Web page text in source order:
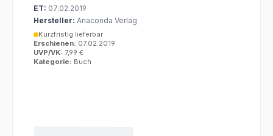
ET: 07.02.2019
Hersteller: Anaconda Verlag
Kurzfristig lieferbar
Erschienen: 07.02.2019
UVP/VK: 7,99 €
Kategorie: Buch